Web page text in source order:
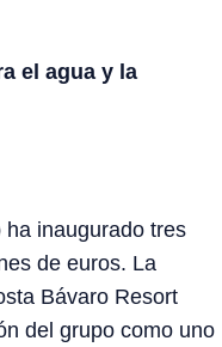
el agua y la
inaugurado tres
de euros. La
Bávaro Resort
del grupo como uno